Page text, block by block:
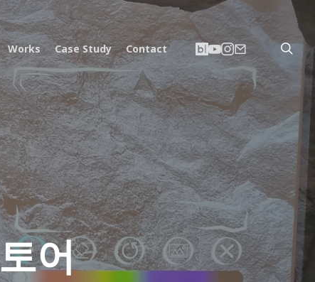
Works Case Study Contact 네
이
블
로
그
유
튜
브
인
스
타
램
이
메
일
어